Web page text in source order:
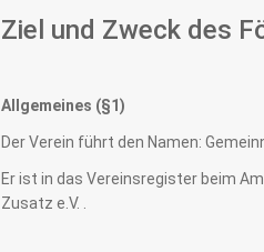
Ziel und Zweck des
Allgemeines (§1)
Der Verein führt den Namen:
Er ist in das Vereinsregister beim
Zusatz e.V. .